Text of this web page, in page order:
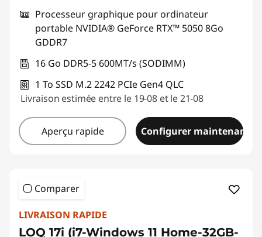
Processeur graphique pour ordinateur
portable NVIDIA® GeForce RTX™ 5050 8Go
GDDR7
16 Go DDR5-5 600MT/s (SODIMM)
1 To SSD M.2 2242 PCIe Gen4 QLC
Livraison estimée entre le 19-08 et le 21-08
Aperçu rapide Configurer maintenant
Comparer
LIVRAISON RAPIDE
LOQ 17i (i7-Windows 11 Home-32GB-